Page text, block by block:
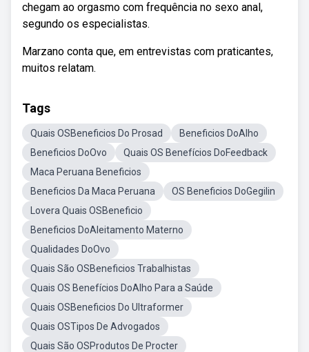
chegam ao orgasmo com frequência no sexo anal,
segundo os especialistas.
Marzano conta que, em entrevistas com praticantes,
muitos relatam.
Tags
Quais OSBeneficios Do Prosad
Beneficios DoAlho
Beneficios DoOvo
Quais OS Benefícios DoFeedback
Maca Peruana Beneficios
Beneficios Da Maca Peruana
OS Beneficios DoGegilin
Lovera Quais OSBeneficio
Beneficios DoAleitamento Materno
Qualidades DoOvo
Quais São OSBeneficios Trabalhistas
Quais OS Benefícios DoAlho Para a Saúde
Quais OSBeneficios Do Ultraformer
Quais OSTipos De Advogados
Quais São OSProdutos De Procter